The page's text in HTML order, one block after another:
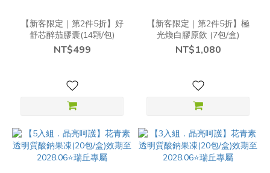
【新客限定｜第2件5折】好
舒芯醉茄膠囊(14顆/包)
NT$499
【新客限定｜第2件5折】極
光煥白膠原飲 (7包/盒)
NT$1,080